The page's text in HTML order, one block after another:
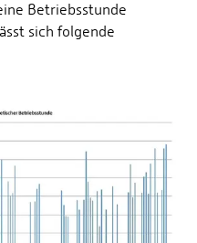
Betriebsstunde
sich folgende